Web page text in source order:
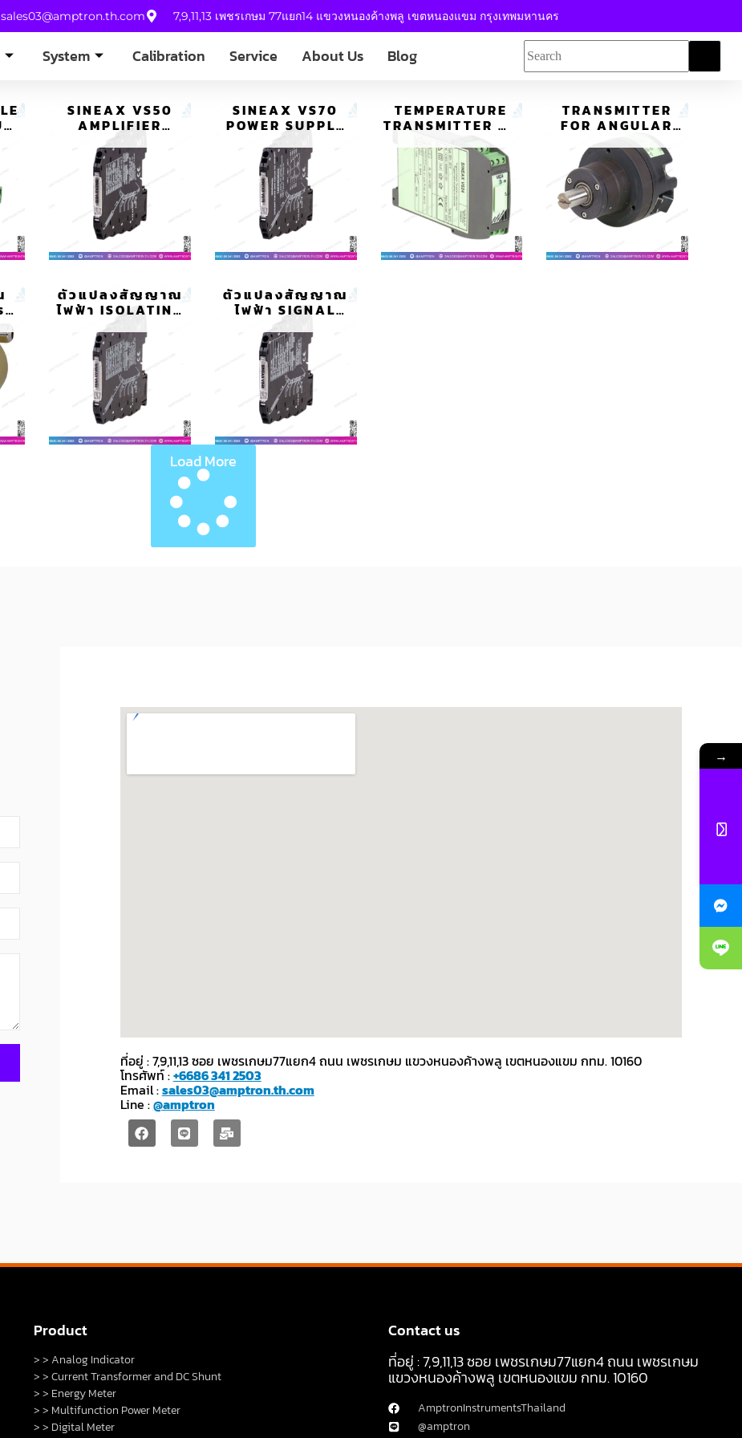
sales03@amptron.th.com 7,9,11,13 เพชรเกษม 77แยก14 แขวงหนองค้างพลู เขตหนองแขม กรุงเทพมหานคร
System Calibration Service About Us Blog
SINEAX VS50
AMPLIFIER
ISOLATING
DC/VOLTAGE
CONVERTER
SINEAX VS70
POWER SUPPLY
FOR THE CB-
POWER-BUS
TEMPERATURE
TRANSMITTER ตัว
แปลงสัญญานแบบ
โปรแกรมเมเบิล รุ่น
SINEAX V624
TRANSMITTER
FOR ANGULAR
ตำแหน่งเชิงมุม รุ่น
KINAX WT707
ณ์
ตัวแปลงสัญญาณ
ไฟฟ้า ISOLATING
AMPLIFIER
SINEAX VS54
ตัวแปลงสัญญาณ
ไฟฟ้า SIGNAL
CONVERTER
SINEAX VS46
Load More
ที่อยู่ : 7,9,11,13 ซอย เพชรเกษม77แยก4 ถนน เพชรเกษม แขวงหนองค้างพลู เขตหนองแขม กทม. 10160
โทรศัพท์ :+6686 341 2503
Email :sales03@amptron.th.com
Line :@amptron
Product
> > Analog Indicator
> > Current Transformer and DC Shunt
> > Energy Meter
> > Multifunction Power Meter
> > Digital Meter
Contact us
ที่อยู่ : 7,9,11,13 ซอย เพชรเกษม77แยก4 ถนน เพชรเกษม
แขวงหนองค้างพลู เขตหนองแขม กทม. 10160
AmptronInstrumentsThailand
@amptron
→